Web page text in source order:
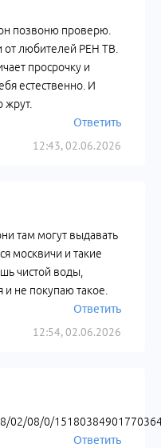
12:43, 02.06.2026
позвоню проверю.
от любителей РЕН ТВ.
просрочку и
естественно. И
жрут.
Ответить
12:54, 02.06.2026
там могут выдавать
москвичи и такие
чистой воды,
и не покупаю такое.
Ответить
02/08/0/
Ответить